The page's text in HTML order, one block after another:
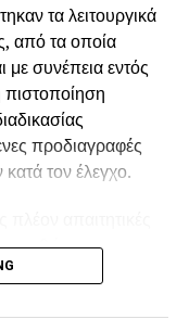
την
νέες γεύσεις
επιλογές. Με
και
μια
ενέργεια και
εύρυθμη
τα λειτουργικά
από τα οποία
με συνέπεια εντός
προδιαγραφές
τον έλεγχο.
καθώς
και για